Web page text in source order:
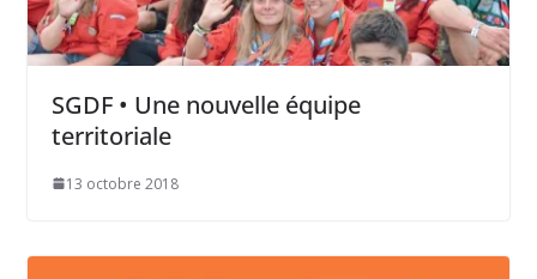
SGDF • Une nouvelle équipe
territoriale
13 octobre 2018